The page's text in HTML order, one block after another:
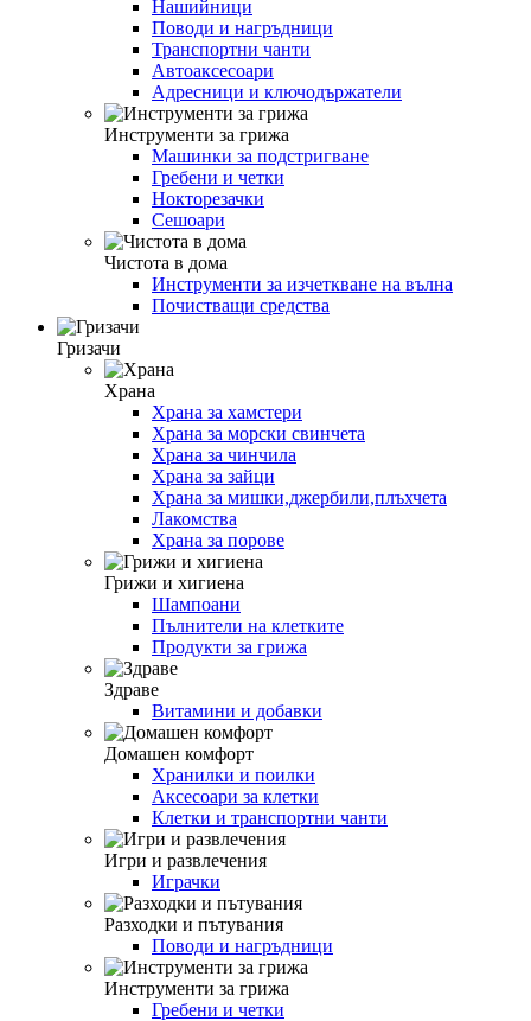
Нашийници
Поводи и нагръдници
Транспортни чанти
Автоаксесоари
Адресници и ключодържатели
Инструменти за грижа
Машинки за подстригване
Гребени и четки
Нокторезачки
Сешоари
Чистота в дома
Инструменти за изчеткване на вълна
Почистващи средства
Гризачи
Храна
Храна за хамстери
Храна за морски свинчета
Храна за чинчила
Храна за зайци
Храна за мишки,джербили,плъхчета
Лакомства
Храна за порове
Грижи и хигиена
Шампоани
Пълнители на клетките
Продукти за грижа
Здраве
Витамини и добавки
Домашен комфорт
Хранилки и поилки
Аксесоари за клетки
Клетки и транспортни чанти
Игри и развлечения
Играчки
Разходки и пътувания
Поводи и нагръдници
Инструменти за грижа
Гребени и четки